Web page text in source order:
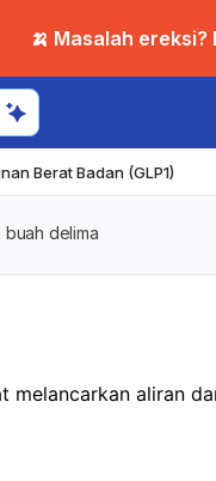
🍌 Masalah
Berat Badan (GLP1)
buah delima
melancarkan aliran